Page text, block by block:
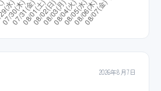
2026年8月7日